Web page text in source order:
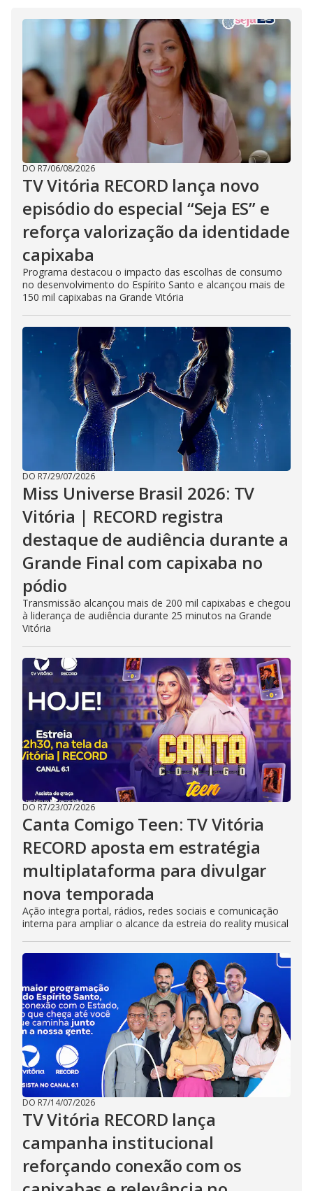
DO R7/06/08/2026
TV Vitória RECORD lança novo
episódio do especial “Seja ES” e
reforça valorização da identidade
capixaba
Programa destacou o impacto das escolhas de consumo
no desenvolvimento do Espírito Santo e alcançou mais de
150 mil capixabas na Grande Vitória
DO R7/29/07/2026
Miss Universe Brasil 2026: TV
Vitória | RECORD registra
destaque de audiência durante a
Grande Final com capixaba no
pódio
Transmissão alcançou mais de 200 mil capixabas e chegou
à liderança de audiência durante 25 minutos na Grande
Vitória
DO R7/23/07/2026
Canta Comigo Teen: TV Vitória
RECORD aposta em estratégia
multiplataforma para divulgar
nova temporada
Ação integra portal, rádios, redes sociais e comunicação
interna para ampliar o alcance da estreia do reality musical
DO R7/14/07/2026
TV Vitória RECORD lança
campanha institucional
reforçando conexão com os